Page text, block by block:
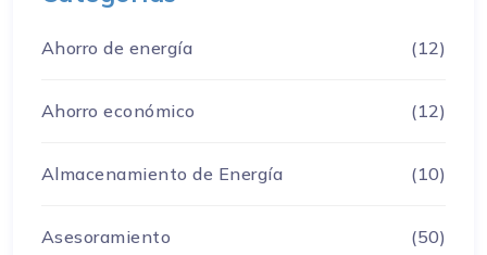
Ahorro de energía (12)
Ahorro económico (12)
Almacenamiento de Energía (10)
Asesoramiento (50)